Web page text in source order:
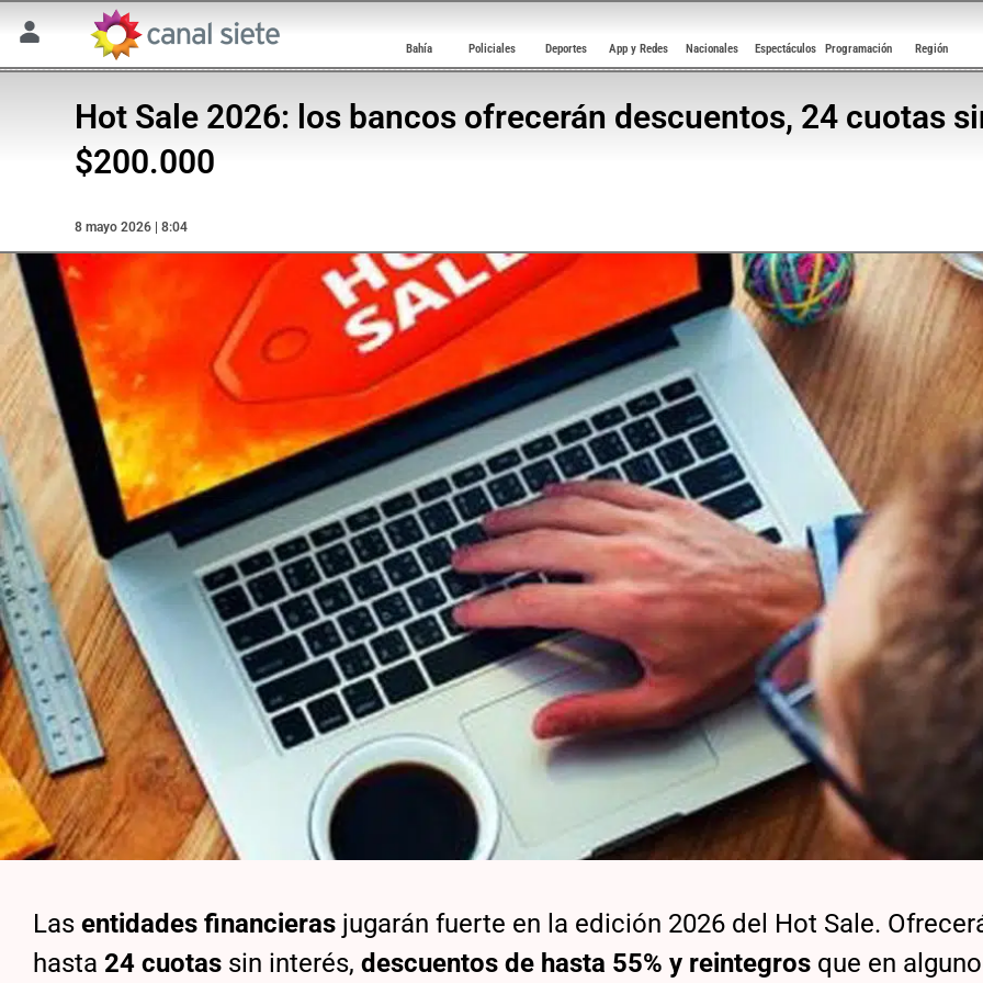
Bahía Policiales Deportes App y Redes Nacionales Espectáculos Programación Región
Hot Sale 2026: los bancos ofrecerán descuentos, 24 cuotas
$200.000
8 mayo 2026 | 8:04
Las entidades financieras jugarán fuerte en la edición 2026 del Hot Sale.
hasta24 cuotas sin interés,descuentos de hasta 55% y reintegros que en